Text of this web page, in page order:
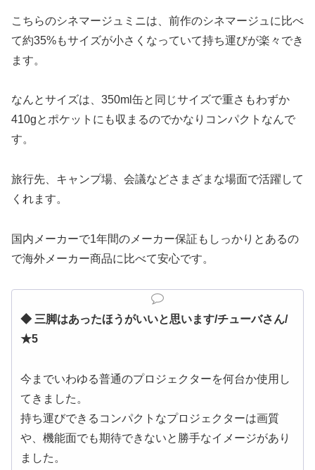
こちらのシネマージュミニは、前作のシネマージュに比べ
て約35%もサイズが小さくなっていて持ち運びが楽々でき
ます。
なんとサイズは、350ml缶と同じサイズで重さもわずか
410gとポケットにも収まるのでかなりコンパクトなんで
す。
旅行先、キャンプ場、会議などさまざまな場面で活躍して
くれます。
国内メーカーで1年間のメーカー保証もしっかりとあるの
で海外メーカー商品に比べて安心です。
◆ 三脚はあったほうがいいと思います/チューバさん/
★5
今までいわゆる普通のプロジェクターを何台か使用し
てきました。
持ち運びできるコンパクトなプロジェクターは画質
や、機能面でも期待できないと勝手なイメージがあり
ました。